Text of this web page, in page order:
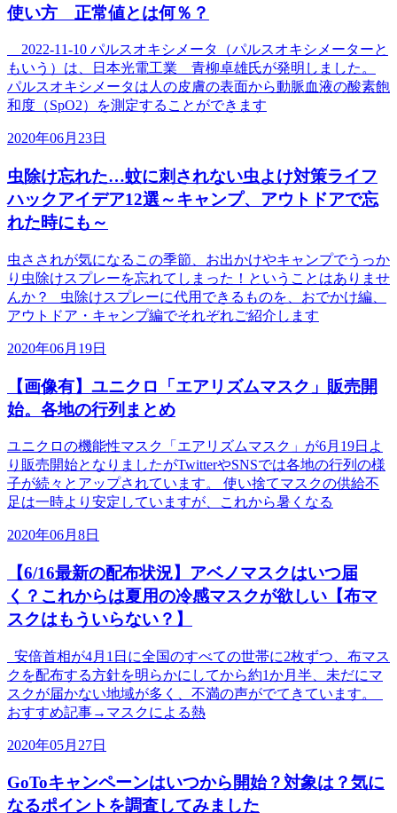
使い方 正常値とは何％？
2022-11-10 パルスオキシメータ（パルスオキシメーターと
もいう）は、日本光電工業 青柳卓雄氏が発明しました。
パルスオキシメータは人の皮膚の表面から動脈血液の酸素飽
和度（SpO2）を測定することができます
2020年06月23日
虫除け忘れた…蚊に刺されない虫よけ対策ライフ
ハックアイデア12選～キャンプ、アウトドアで忘
れた時にも～
虫さされが気になるこの季節、お出かけやキャンプでうっか
り虫除けスプレーを忘れてしまった！ということはありませ
んか？ 虫除けスプレーに代用できるものを、おでかけ編、
アウトドア・キャンプ編でそれぞれご紹介します
2020年06月19日
【画像有】ユニクロ「エアリズムマスク」販売開
始。各地の行列まとめ
ユニクロの機能性マスク「エアリズムマスク」が6月19日よ
り販売開始となりましたがTwitterやSNSでは各地の行列の様
子が続々とアップされています。 使い捨てマスクの供給不
足は一時より安定していますが、これから暑くなる
2020年06月8日
【6/16最新の配布状況】アベノマスクはいつ届
く？これからは夏用の冷感マスクが欲しい【布マ
スクはもういらない？】
安倍首相が4月1日に全国のすべての世帯に2枚ずつ、布マス
クを配布する方針を明らかにしてから約1か月半、未だにマ
スクが届かない地域が多く、不満の声がでてきています。
おすすめ記事→マスクによる熱
2020年05月27日
GoToキャンペーンはいつから開始？対象は？気に
なるポイントを調査してみました